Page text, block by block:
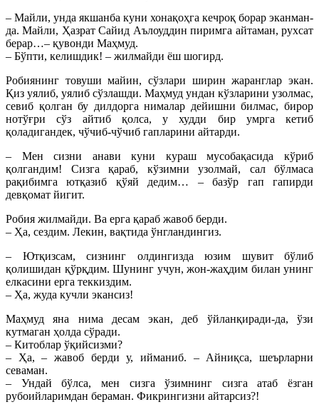
– Майли, унда якшанба куни хонақоҳга кечроқ борар эканман-
да. Майли, Ҳазрат Сайид Аълоуддин пиримга айтаман, рухсат
берар…– қувонди Маҳмуд.
– Бўпти, келишдик! – жилмайди ёш шогирд.
Робиянинг товуши майин, сўзлари ширин жаранглар экан.
Қиз уялиб, уялиб сўзлашди. Маҳмуд ундан кўзларини узолмас,
севиб қолган бу дилдорга нималар дейишни билмас, бирор
нотўғри сўз айтиб қолса, у худди бир умрга кетиб
қоладигандек, чўчиб-чўчиб гапларини айтарди.
– Мен сизни анави куни кураш мусобақасида кўриб
қолгандим! Сизга қараб, кўзимни узолмай, сал бўлмаса
рақибимга ютқазиб қўяй дедим… – базўр гап гапирди
девқомат йигит.
Робия жилмайди. Ва ерга қараб жавоб берди.
– Ҳа, сездим. Лекин, вақтида ўнгландингиз.
– Ютқизсам, сизнинг олдингизда юзим шувит бўлиб
қолишидан қўрқдим. Шунинг учун, жон-жаҳдим билан унинг
елкасини ерга теккиздим.
– Ҳа, жуда кучли экансиз!
Маҳмуд яна нима десам экан, деб ўйланқиради-да, ўзи
кутмаган ҳолда сўради.
– Китоблар ўқийсизми?
– Ҳа, – жавоб берди у, ийманиб. – Айниқса, шеърларни
севаман.
– Ундай бўлса, мен сизга ўзимнинг сизга атаб ёзган
рубоийларимдан бераман. Фикрингизни айтарсиз?!